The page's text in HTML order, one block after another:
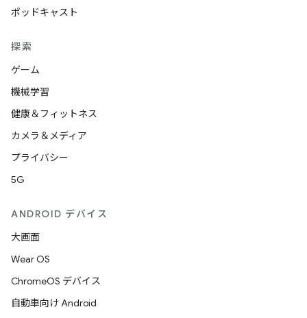
ポッドキャスト
探索
ゲーム
機械学習
健康＆フィットネス
カメラ＆メディア
プライバシー
5G
ANDROID デバイス
大画面
Wear OS
ChromeOS デバイス
自動車向け Android